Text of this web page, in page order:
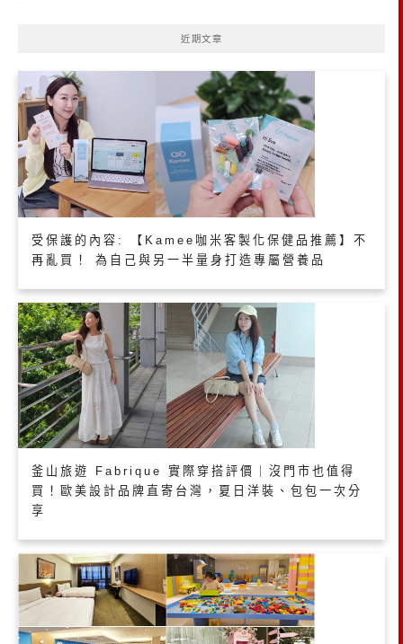
近期文章
受保護的內容: 【Kamee咖米客製化保健品推薦】不
再亂買！ 為自己與另一半量身打造專屬營養品
釜山旅遊 Fabrique 實際穿搭評價｜沒門市也值得
買！歐美設計品牌直寄台灣，夏日洋裝、包包一次分
享